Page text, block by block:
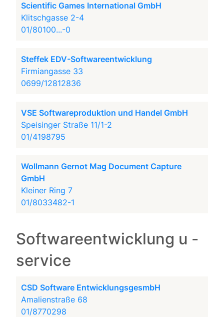
Scientific Games International GmbH
Klitschgasse 2-4
01/80100...-0
Steffek EDV-Softwareentwicklung
Firmiangasse 33
0699/12812836
VSE Softwareproduktion und Handel GmbH
Speisinger Straße 11/1-2
01/4198795
Wollmann Gernot Mag Document Capture
GmbH
Kleiner Ring 7
01/8033482-1
Softwareentwicklung u -
service
CSD Software EntwicklungsgesmbH
Amalienstraße 68
01/8770298